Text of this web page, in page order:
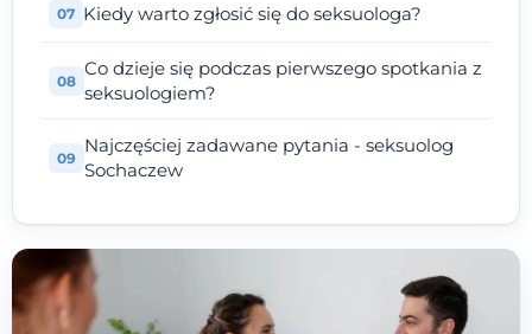
Kiedy warto zgłosić się do seksuologa?
Co dzieje się podczas pierwszego spotkania z
seksuologiem?
Najczęściej zadawane pytania - seksuolog
Sochaczew